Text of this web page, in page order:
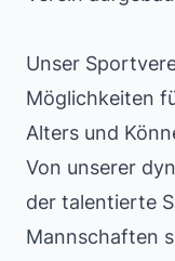
Unser
Möglichkeiten
Alters und
Von unserer
der talentierte
Mannschaften